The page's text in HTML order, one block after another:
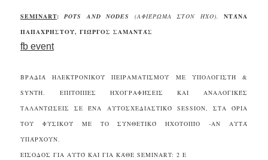
SEMINART: POTS AND NODES (ΑΦΙΈΡΩΜΑ ΣΤΟΝ ΉΧΟ). ΝΤΆΝΑ
ΠΑΠΑΧΡΉΣΤΟΥ, ΓΙΏΡΓΟΣ ΣΑΜΑΝΤΆΣ
fb event
ΒΡΑΔΙΆ ΗΛΕΚΤΡΟΝΙΚΟΎ ΠΕΙΡΑΜΑΤΙΣΜΟΎ ΜΕ ΥΠΟΛΟΓΙΣΤΉ &
SYNTH. ΕΠΙΤΌΠΙΕΣ ΗΧΟΓΡΑΦΉΣΕΙΣ ΚΑΙ ΑΝΑΛΟΓΙΚΈΣ
ΤΑΛΑΝΤΏΣΕΙΣ ΣΕ ΈΝΑ ΑΥΤΟΣΧΕΔΙΑΣΤΙΚΌ SESSION, ΣΤΑ ΌΡΙΑ
ΤΟΥ ΦΥΣΙΚΟΎ ΜΕ ΤΟ ΣΥΝΘΕΤΙΚΌ ΗΧΟΤΟΠΊΟ -ΑΝ ΑΥΤΆ
ΥΠΆΡΧΟΥΝ.
ΕΊΣΟΔΟΣ ΓΙΑ ΑΥΤΌ ΚΑΙ ΓΙΑ ΚΆΘΕ SEMINART: 2 Ε